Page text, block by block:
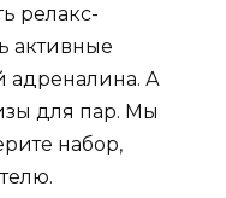
релакс-
активные
адреналина. А
для пар. Мы
набор,